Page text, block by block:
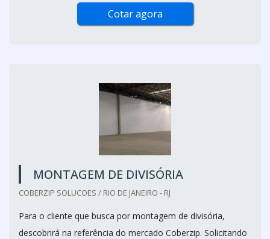
Cotar agora
MONTAGEM DE DIVISÓRIA
COBERZIP SOLUCOES / RIO DE JANEIRO - RJ
Para o cliente que busca por montagem de divisória,
descobrirá na referência do mercado Coberzip. Solicitando